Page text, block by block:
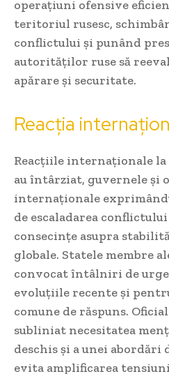
operațiuni ofensive
teritoriul rusesc,
conflictului și punând
autorităților ruse să
apărare și securitate.
Reacția
Reacțiile internaționale la
au întârziat, guvernele și
internaționale
de escaladarea
consecințe asupra
globale. Statele membre
convocat întâlniri de
evoluțiile recente și
comune de răspuns.
subliniat necesitatea
deschis și a unei
evita amplificarea